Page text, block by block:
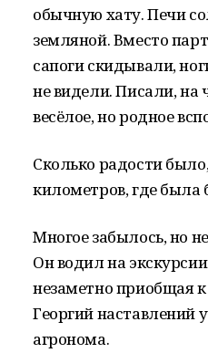
обычную хату. Печи
земляной. Вместо
сапоги скидывали,
не видели. Писали, на
весёлое, но родное
Сколько радости
километров, где
Многое забылось, но
Он водил на
незаметно приобщая
Георгий наставлений
агронома.